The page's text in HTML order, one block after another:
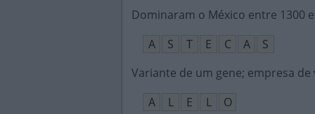
Dominaram o México entre 1300 e
A
S T E C A
S
Variante de um gene; empresa de
A
L E L
O